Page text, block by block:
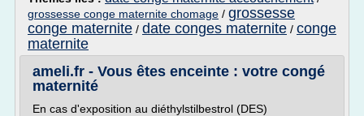
grossesse conge maternite chomage / grossesse
conge maternite / date conges maternite / conge
maternite
ameli.fr - Vous êtes enceinte : votre congé
maternité
En cas d'exposition au diéthylstilbestrol (DES)